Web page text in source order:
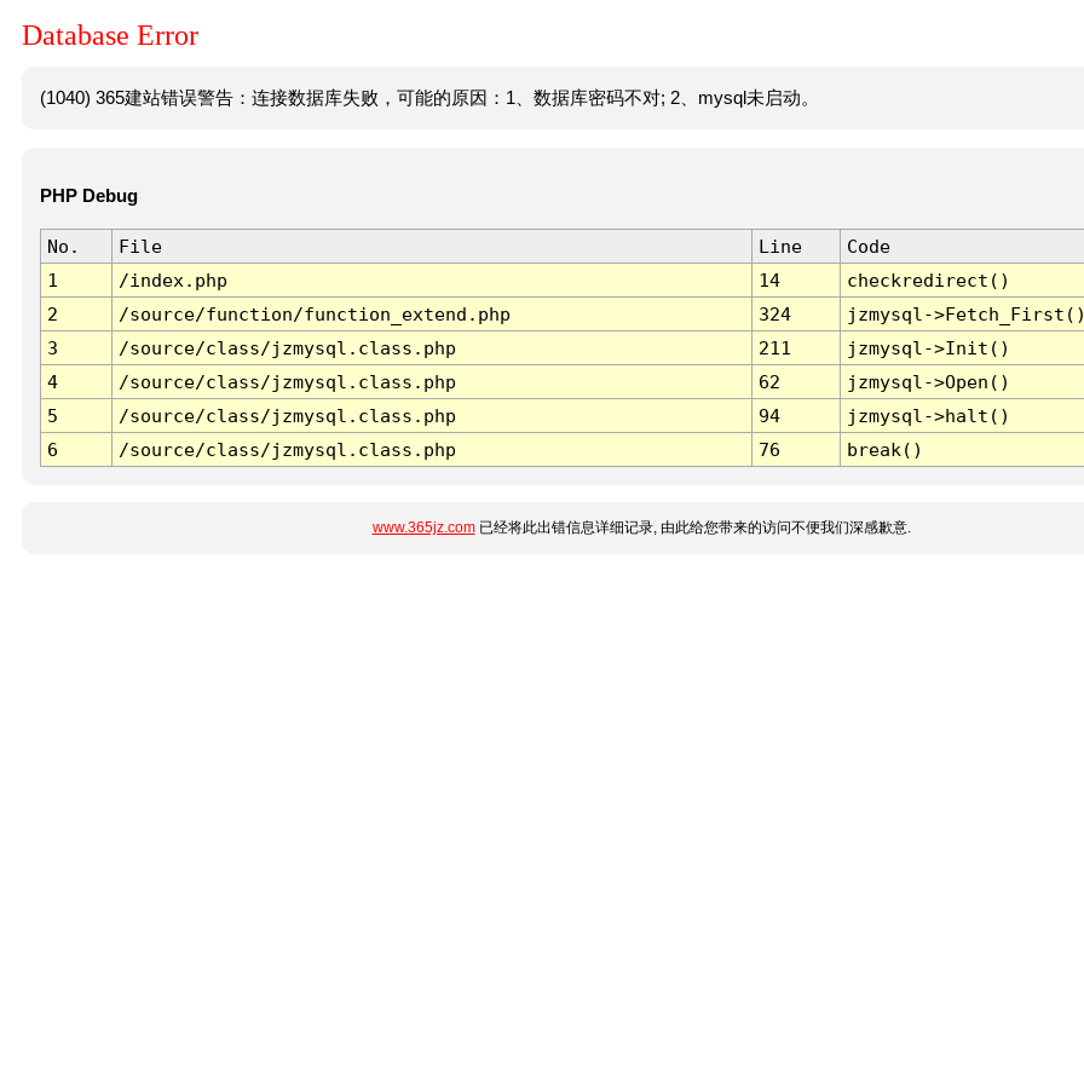
Database Error
(1040) 365建站错误警告：连接数据库失败，可能的原因：1、数据库密码不对; 2、mysql未启动。
PHP Debug
No. File Line
Code
1
/index.php 14
checkredirect()
2
/source/function/function_extend.php 324
jzmysql-
3
/source/class/jzmysql.class.php 211
jzmysql->Init()
4
/source/class/jzmysql.class.php 62
jzmysql->Open()
5
/source/class/jzmysql.class.php 94
jzmysql->halt()
6
/source/class/jzmysql.class.php 76 break()
www.365jz.com已经将此出错信息详细记录, 由此给您带来的访问不便我们深感歉意.